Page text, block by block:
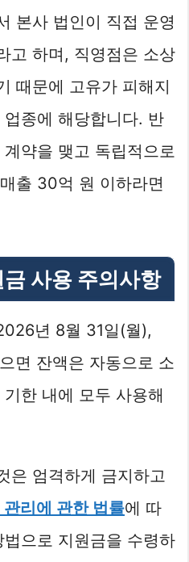
본사 법인이 직접 운영
고 하며, 직영점은 소상
때문에 고유가 피해지
종에 해당합니다. 반
약을 맺고 독립적으로
출 30억 원 이하라면
사용 주의사항
년 8월 31일(월),
면 잔액은 자동으로 소
한 내에 모두 사용해
은 엄격하게 금지하고
관리에 관한 법률에 따
으로 지원금을 수령하